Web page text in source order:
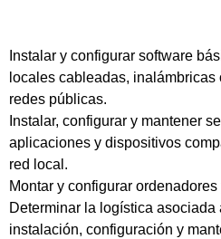
Instalar y configurar software
locales cableadas, inalámbricas
redes públicas.
Instalar, configurar y mantener
aplicaciones y dispositivos
red local.
Montar y configurar
Determinar la logística
instalación, configuración y